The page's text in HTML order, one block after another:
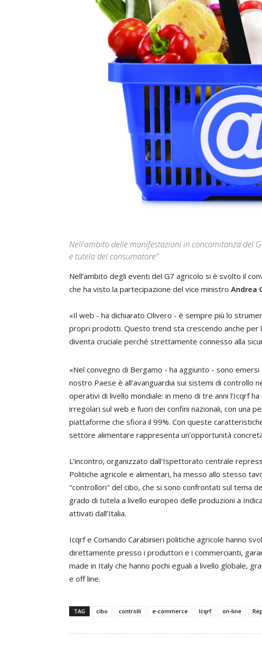
Nell'ambito delle manifestazioni in concomitanza del
e tutela del consumatore”
Nell’ambito degli eventi del G7 agricolo si è svolto il
che ha visto la partecipazione del vice ministro Andrea
«Il web - ha dichiarato Olivero - è sempre più lo
propri prodotti. Questo trend sta crescendo anche per
diventa cruciale perché strettamente connesso alla
«Nel convegno di Bergamo - ha aggiunto - sono
nostro Paese è all’avanguardia sui sistemi di controllo
operativi di livello mondiale: in meno di tre anni l’Icqrf
irregolari sul web e fuori dei confini nazionali, con una
piattaforme che sfiora il 99%. Con queste
settore alimentare rappresenta un’opportunità
L’incontro, organizzato dall'Ispettorato centrale
Politiche agricole e alimentari, ha messo allo stesso
"controllori" del cibo, che si sono confrontati sul tema
grado di tutela a livello europeo delle produzioni a
attivati dall’Italia.
Icqrf e Comando Carabinieri politiche agricole hanno
direttamente presso i produttori e i commercianti,
made in Italy che hanno pochi eguali a livello globale,
e off line.
TAG cibo controlli e-commerce Icqrf on-line